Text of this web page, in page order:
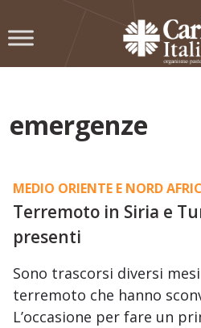
to
emergenze
MEDIO ORIENTE E NORD
Terremoto in Siria e
presenti
Sono trascorsi diversi
terremoto che hanno
L’occasione per fare un